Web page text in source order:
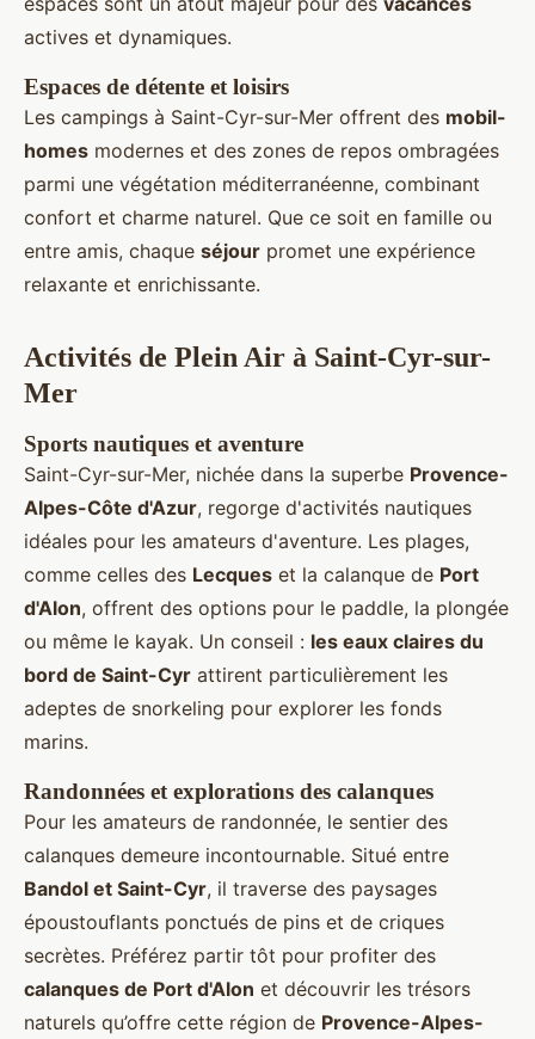
actives et dynamiques.
Espaces de détente et loisirs
Les campings à Saint-Cyr-sur-Mer offrent des mobil-
homes modernes et des zones de repos ombragées
parmi une végétation méditerranéenne, combinant
confort et charme naturel. Que ce soit en famille ou
entre amis, chaque séjour promet une expérience
relaxante et enrichissante.
Activités de Plein Air à Saint-Cyr-sur-
Mer
Sports nautiques et aventure
Saint-Cyr-sur-Mer, nichée dans la superbe Provence-
Alpes-Côte d'Azur, regorge d'activités nautiques
idéales pour les amateurs d'aventure. Les plages,
comme celles des Lecques et la calanque de Port
d'Alon, offrent des options pour le paddle, la plongée
ou même le kayak. Un conseil : les eaux claires du
bord de Saint-Cyr attirent particulièrement les
adeptes de snorkeling pour explorer les fonds
marins.
Randonnées et explorations des calanques
Pour les amateurs de randonnée, le sentier des
calanques demeure incontournable. Situé entre
Bandol et Saint-Cyr, il traverse des paysages
époustouflants ponctués de pins et de criques
secrètes. Préférez partir tôt pour profiter des
calanques de Port d'Alon et découvrir les trésors
naturels qu’offre cette région de Provence-Alpes-